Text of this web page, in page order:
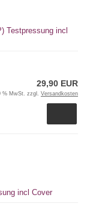
Testpressung incl
29,90 EUR
% MwSt. zzgl. Versandkosten
incl Cover